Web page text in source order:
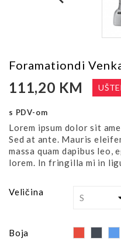
Foramationdi
111,20 KM
s PDV-om
Lorem ipsum dolor sit
Sed at ante. Mauris
massa quam dapibus
lorem. In fringilla mi in
Veličina
Boja RedBlack